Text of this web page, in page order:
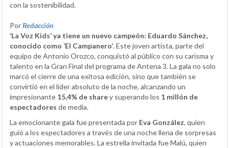
con la sostenibilidad.
PorRedacción
‘La Voz Kids’ ya tiene un nuevo campeón: Eduardo Sánchez,
conocido como ‘El Campanero’. Este joven artista, parte del
equipo de Antonio Orozco, conquistó al público con su carisma y
talento en la Gran Final del programa de Antena 3. La gala no solo
marcó el cierre de una exitosa edición, sino que también se
convirtió en el líder absoluto de la noche, alcanzando un
impresionante 15,4% de sharey superando los 1 millón de
espectadores de media.
La emocionante gala fue presentada por Eva González, quien
guió a los espectadores a través de una noche llena de sorpresas
y actuaciones memorables. La estrella invitada fue Malú, quien